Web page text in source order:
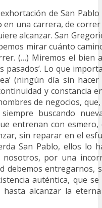
de San
en una carrera, de
alcanzar. San
mirar cuánto
(…) Miremos el bien
Lo que
(ningún día sin
y constancia
de negocios,
buscando
entrenan con
sin reparar en el
San Pablo, ellos lo
por una
debemos entregarnos,
auténtica, que
hasta alcanzar la